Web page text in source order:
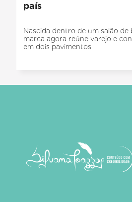
país
Nascida dentro de um salão de
marca agora reúne varejo e
em dois pavimentos